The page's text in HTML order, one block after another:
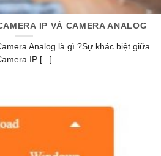
IP VÀ CAMERA ANALOG
Analog là gì ?Sự khác biệt giữa
IP [...]